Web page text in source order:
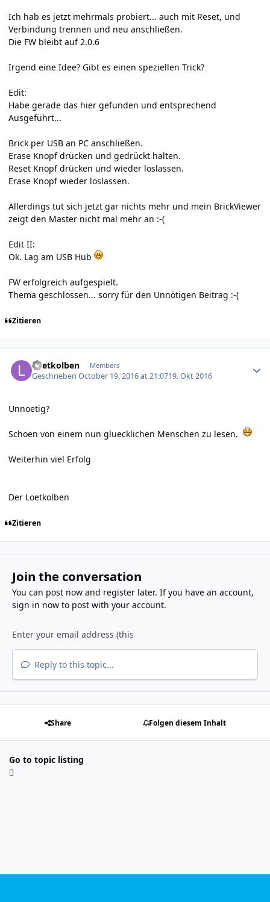
Ich hab es jetzt mehrmals probiert... auch mit Reset, und
Verbindung trennen und neu anschließen.
Die FW bleibt auf 2.0.6
Irgend eine Idee? Gibt es einen speziellen Trick?
Edit:
Habe gerade das hier gefunden und entsprechend
Ausgeführt...
Brick per USB an PC anschließen.
Erase Knopf drücken und gedrückt halten.
Reset Knopf drücken und wieder loslassen.
Erase Knopf wieder loslassen.
Allerdings tut sich jetzt gar nichts mehr und mein BrickViewer
zeigt den Master nicht mal mehr an :-(
Edit II:
Ok. Lag am USB Hub
FW erfolgreich aufgespielt.
Thema geschlossen... sorry für den Unnötigen Beitrag :-(
Zitieren
Loetkolben Members
GeschriebenOctober 19, 2016 at 21:0719. Okt 2016
Unnoetig?
Schoen von einem nun gluecklichen Menschen zu lesen.
Weiterhin viel Erfolg
Der Loetkolben
Zitieren
Join the conversation
You can post now and register later. If you have an account,
sign in nowto post with your account.
Reply to this topic...
Share Folgen diesem Inhalt
Go to topic listing